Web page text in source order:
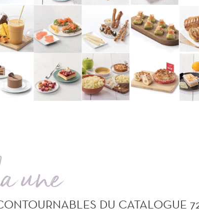
DU CATALOGUE